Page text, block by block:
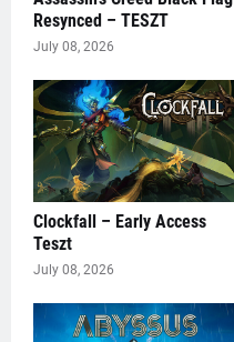
Resynced – TESZT
July 08, 2026
Clockfall – Early Access
Teszt
July 08, 2026